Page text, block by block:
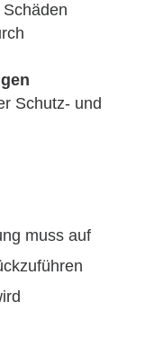
Schutz- und
muss auf